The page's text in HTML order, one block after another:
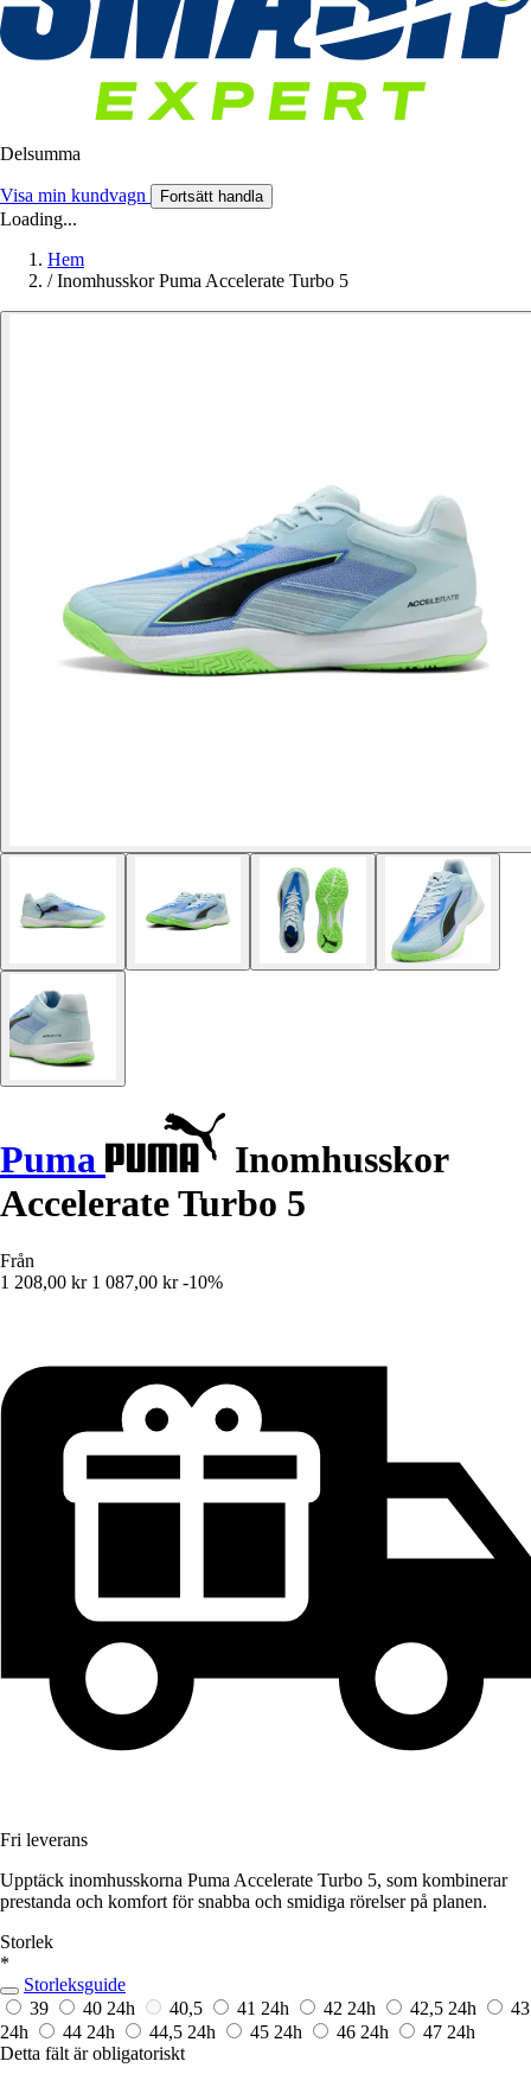
Delsumma
Visa min kundvagn Fortsätt handla
Loading...
Hem
/ Inomhusskor Puma Accelerate Turbo 5
Puma
Inomhusskor
Accelerate Turbo 5
Från
1 208,00 kr 1 087,00 kr -10%
Fri leverans
Upptäck inomhusskorna Puma Accelerate Turbo 5, som kombinerar
prestanda och komfort för snabba och smidiga rörelser på planen.
Storlek
*
Storleksguide
39
40 24h 40,5 41 24h 42 24h 42,5 24h
43
24h
44 24h 44,5 24h 45 24h 46 24h 47 24h
Detta fält är obligatoriskt